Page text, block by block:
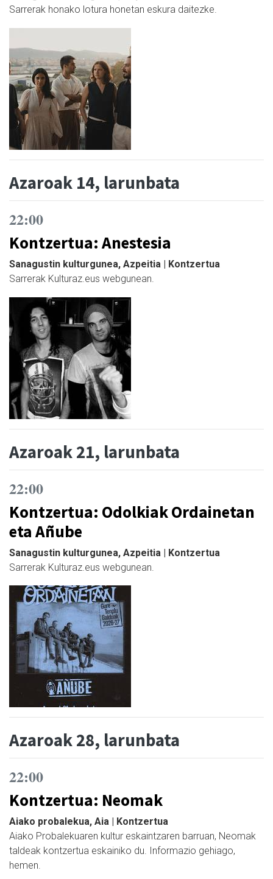
Sarrerak honako lotura honetan eskura daitezke.
Azaroak 14, larunbata
22:00
Kontzertua: Anestesia
Sanagustin kulturgunea, Azpeitia | Kontzertua
Sarrerak Kulturaz.eus webgunean.
Azaroak 21, larunbata
22:00
Kontzertua: Odolkiak Ordainetan
eta Añube
Sanagustin kulturgunea, Azpeitia | Kontzertua
Sarrerak Kulturaz.eus webgunean.
Azaroak 28, larunbata
22:00
Kontzertua: Neomak
Aiako probalekua, Aia | Kontzertua
Aiako Probalekuaren kultur eskaintzaren barruan, Neomak
taldeak kontzertua eskainiko du. Informazio gehiago,
hemen.